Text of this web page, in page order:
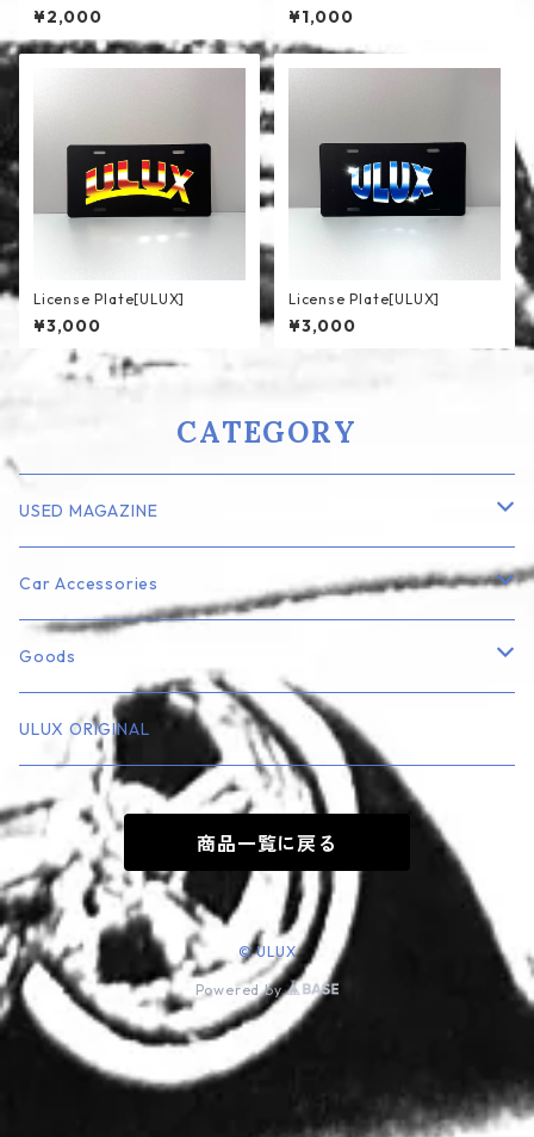
¥2,000 ¥1,000
License Plate[ULUX]
¥3,000
License Plate[ULUX]
¥3,000
CATEGORY
USED MAGAZINE
Lowrider
Truck
Rod・Custom系
Playboy
その他
Music
Car Accessories
エアフレッシュナー
ナンバープレート・フレーム
エンブレム
その他
Goods
ミニカー
フィギュア
キーホルダー
ステッカー
看板・サインプレート
ULUX ORIGINAL
商品一覧に戻る
© ULUX
Powered by